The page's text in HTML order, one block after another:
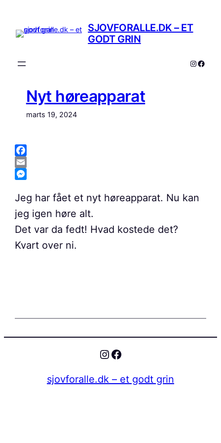
indhold
SJOVFORALLE.DK – ET
GODT GRIN
Nyt høreapparat
marts 19, 2024
Facebook
Email
Jeg har fået et nyt høreapparat. Nu kan
jeg igen høre alt.
Det var da fedt! Hvad kostede det?
Kvart over ni.
Instagram
Facebook
sjovforalle.dk – et godt grin